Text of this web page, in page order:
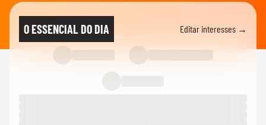
O ESSENCIAL DO DIA Editar interesses →